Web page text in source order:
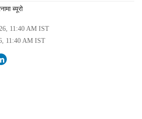
ब्यूरो
11:40 AM IST
11:40 AM IST